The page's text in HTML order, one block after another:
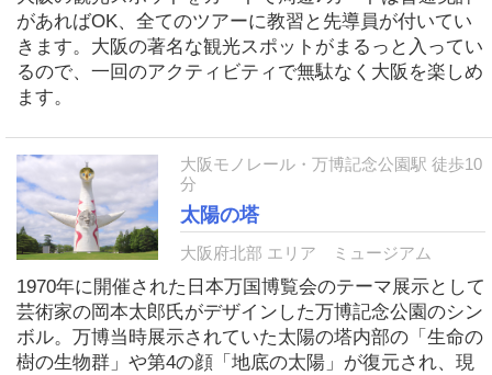
があればOK、全てのツアーに教習と先導員が付いてい
きます。大阪の著名な観光スポットがまるっと入ってい
るので、一回のアクティビティで無駄なく大阪を楽しめ
ます。
大阪モノレール・万博記念公園駅 徒歩10
分
太陽の塔
大阪府北部 エリア ミュージアム
1970年に開催された日本万国博覧会のテーマ展示として
芸術家の岡本太郎氏がデザインした万博記念公園のシン
ボル。万博当時展示されていた太陽の塔内部の「生命の
樹の生物群」や第4の顔「地底の太陽」が復元され、現